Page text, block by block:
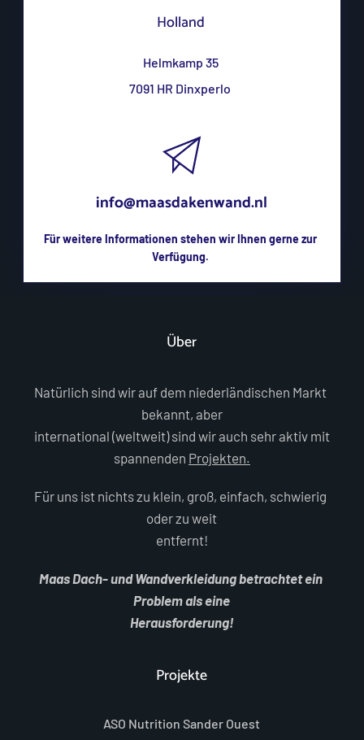
Holland
Helmkamp 35
7091 HR Dinxperlo
info@maasdakenwand.nl
Für weitere Informationen stehen wir Ihnen gerne zur
Verfügung.
Über
Natürlich sind wir auf dem niederländischen Markt
bekannt, aber
international (weltweit) sind wir auch sehr aktiv mit
spannenden Projekten.
Für uns ist nichts zu klein, groß, einfach, schwierig
oder zu weit
entfernt!
Maas Dach- und Wandverkleidung betrachtet ein
Problem als eine
Herausforderung!
Projekte
ASO Nutrition Sander Ouest